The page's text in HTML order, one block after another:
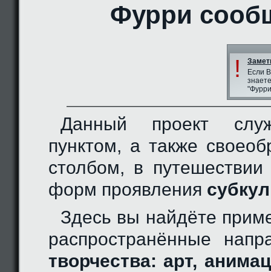
Фурри
!
Если
Данный проект
пунктом, а также
столбом, в
форм проявления
Здесь вы найдёте
распространённые
творчества: арт,